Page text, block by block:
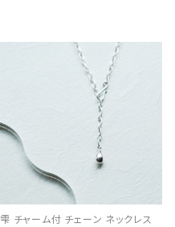
雫 チャーム付 チェーン ネックレス